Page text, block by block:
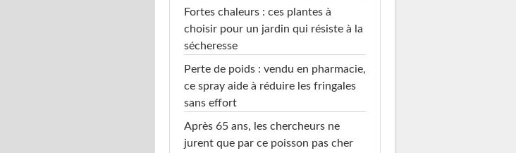
Fortes chaleurs : ces plantes à
choisir pour un jardin qui résiste à la
sécheresse
Perte de poids : vendu en pharmacie,
ce spray aide à réduire les fringales
sans effort
Après 65 ans, les chercheurs ne
jurent que par ce poisson pas cher